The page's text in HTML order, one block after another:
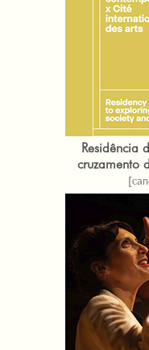
Residência
cruzamento